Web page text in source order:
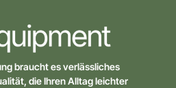
braucht es verlässliches
die Ihren Alltag leichter